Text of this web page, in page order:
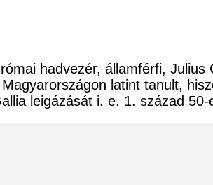
hadvezér, államférfi,
latint tanult,
leigázását i. e. 1. század